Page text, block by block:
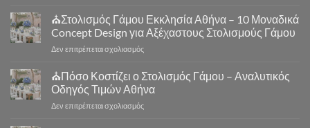
Γάμου
Αθήνα
–
Στολισμός
Εκκλησίας
|
Flowers
⛪Στολισμός Γάμου Εκκλησία Αθήνα – 10 Μοναδικά
Concept Design για Αξέχαστους Στολισμούς Γάμου
Δεν επιτρέπεται σχολιασμόςστο
Στολισμός
Εκκλησία
Αθήνα
⛪Πόσο Κοστίζει ο Στολισμός Γάμου – Αναλυτικός
Οδηγός Τιμών Αθήνα
Δεν επιτρέπεται σχολιασμόςστο